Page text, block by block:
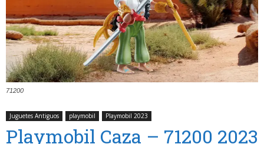
71200
Juguetes Antiguos playmobil Playmobil 2023
Playmobil Caza – 71200 2023